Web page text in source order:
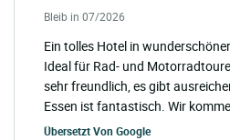
Bleib in 07/2026
Ein tolles Hotel in
Ideal für Rad- und
sehr freundlich, es gibt
Essen ist fantastisch. Wir
Übersetzt Von Google